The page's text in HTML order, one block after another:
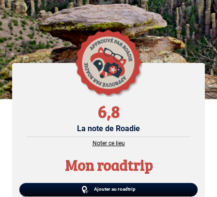
6,8
La note de Roadie
Noter ce lieu
Mon roadtrip
Ajouter au roadtrip